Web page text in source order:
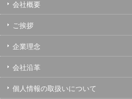
会社概要
ご挨拶
企業理念
会社沿革
個人情報の取扱いについて